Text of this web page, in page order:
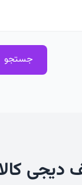
جستجو
دیجی